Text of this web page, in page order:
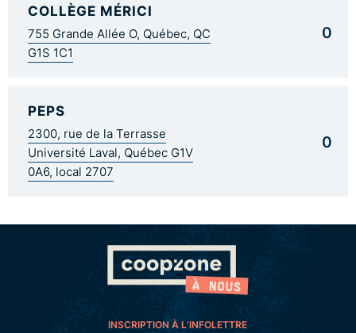
COLLÈGE MÉRICI
755 Grande Allée O, Québec, QC
G1S 1C1
0
PEPS
2300, rue de la Terrasse
Université Laval, Québec G1V
0A6, local 2707
0
INSCRIPTION À L’INFOLETTRE